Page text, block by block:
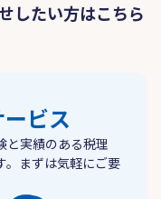
したい方はこちら
ビス
と実績のある税理
。まずは気軽にご要